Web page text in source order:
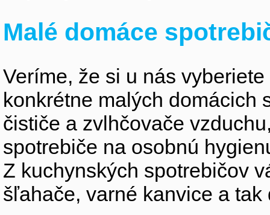
Malé domáce
Veríme, že si u nás
konkrétne malých domácich
čističe a zvlhčovače
spotrebiče na osobnú
Z kuchynských spotrebičov
šľahače, varné kanvice a